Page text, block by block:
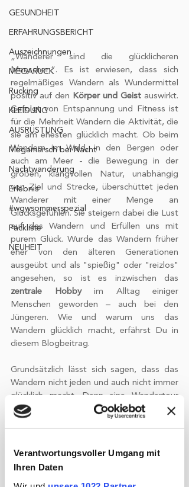
Verantwortungsvoller Umgang mit
Ihren Daten
GESUNDHEIT
ERFAHRUNGSBERICHT
Auszeichnungen
MEGARUCK
Rucking
KLEIDUNG
AUSRÜSTUNG
Megamarsch bei Nacht
Nachtwanderung
Erlebnis
#wgwsommerspezial
Packliste
NEUHEIT
„Wanderer sind die glücklicheren
Menschen“. Es ist erwiesen, dass sich
regelmäßiges Wandern als Wundermittel
positiv auf den Körper und Geist auswirkt.
Gefolgt von Entspannung und Fitness ist
für die Mehrheit Wandern die Aktivität, die
sie am ehesten glücklich macht. Ob beim
Wandern im Wald, in den Bergen oder
auch am Meer - die Bewegung in der
großen, klangvollen Natur, unabhängig
von Ziel und Strecke, überschüttet jeden
Wanderer mit einer Menge an
Glücksgefühlen. Sie steigern dabei die Lust
auf das Wandern und Erfüllen uns mit
purem Glück. Wurde das Wandern früher
eher von den älteren Generationen
ausgeübt und als "spießig" oder "reizlos"
zentrale Hobby im Alltag einiger
Menschen geworden – auch bei den
Jüngeren. Wie und warum uns das
Wandern glücklich macht, erfährst Du in
diesem Blogbeitrag.
Grundsätzlich lässt sich sagen, dass das
Wandern nicht jeden und auch nicht immer
glücklich macht. Denn eine Wandertour
wird individuell empfunden oder
eine Reihe von Elementen eines glücklichen